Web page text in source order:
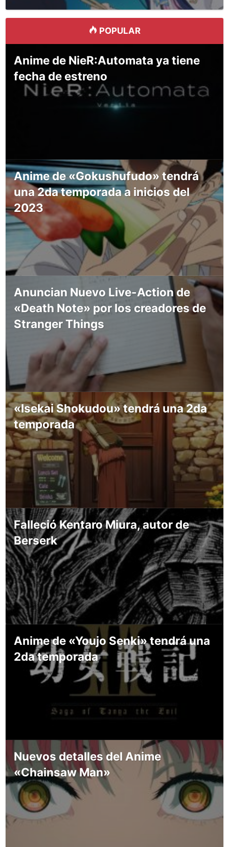
POPULAR
Anime de NieR:Automata ya tiene
fecha de estreno
Anime de «Gokushufudo» tendrá
una 2da temporada a inicios del
2023
Anuncian Nuevo Live-Action de
«Death Note» por los creadores de
Stranger Things
«Isekai Shokudou» tendrá una 2da
temporada
Falleció Kentaro Miura, autor de
Berserk
Anime de «Youjo Senki» tendrá una
2da temporada
Nuevos detalles del Anime
«Chainsaw Man»